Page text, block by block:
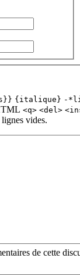
{italique} -
<q> <del>
lignes vides.
de cette